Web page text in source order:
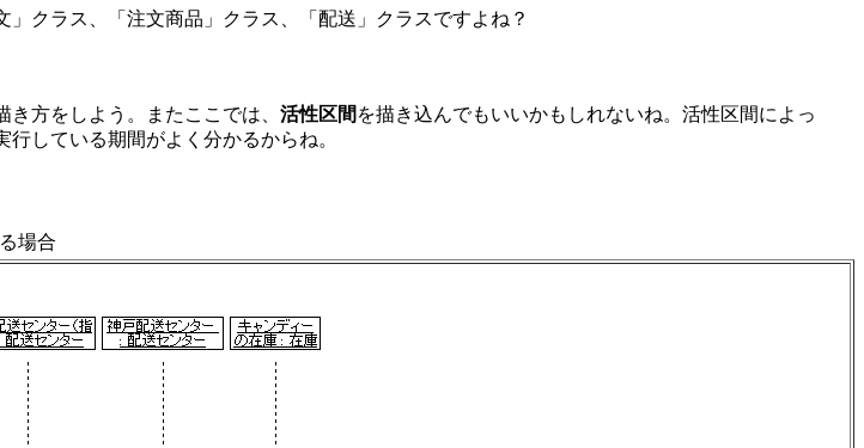
クラス、「注文商品」クラス、「配送」クラスですよね？
方をしよう。またここでは、 活性区間 を描き込んでもいいかもしれないね。活性区間によっ
している期間がよく分かるからね。
場合